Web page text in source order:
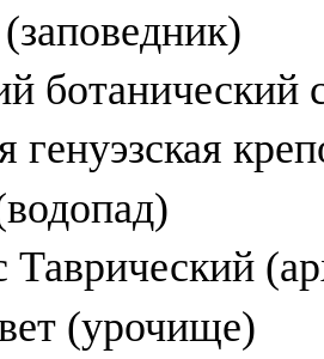
ботанический
генуэзская
Таврический
(урочище)